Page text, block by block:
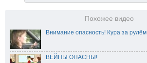
Похожее видео
Внимание опасность! Кура за рулём.
ВЕЙПЫ ОПАСНЫ!